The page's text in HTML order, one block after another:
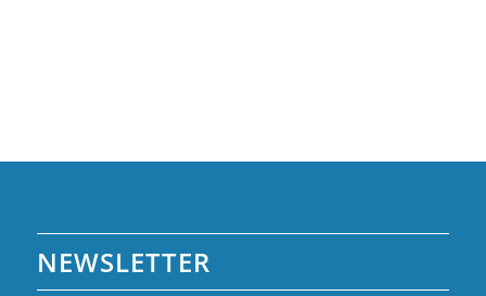
NEWSLETTER